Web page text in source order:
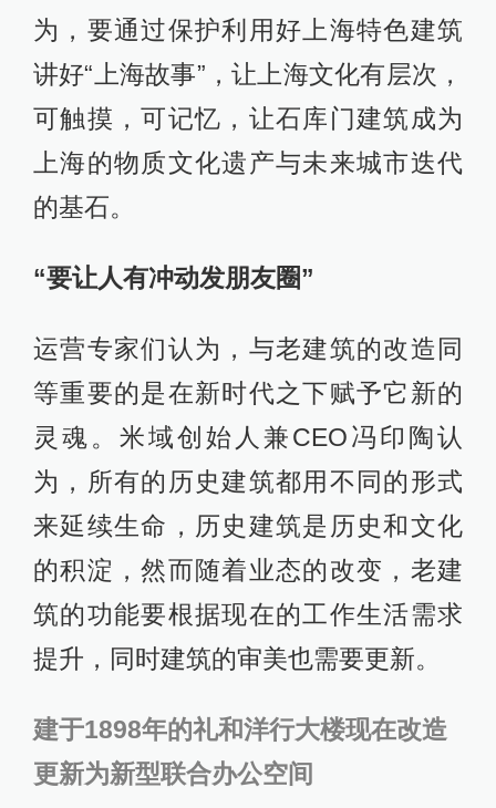
为，要通过保护利用好上海特色建筑
讲好“上海故事”，让上海文化有层次，
可触摸，可记忆，让石库门建筑成为
上海的物质文化遗产与未来城市迭代
的基石。
“要让人有冲动发朋友圈”
运营专家们认为，与老建筑的改造同
等重要的是在新时代之下赋予它新的
灵魂。米域创始人兼CEO冯印陶认
为，所有的历史建筑都用不同的形式
来延续生命，历史建筑是历史和文化
的积淀，然而随着业态的改变，老建
筑的功能要根据现在的工作生活需求
提升，同时建筑的审美也需要更新。
建于1898年的礼和洋行大楼现在改造
更新为新型联合办公空间